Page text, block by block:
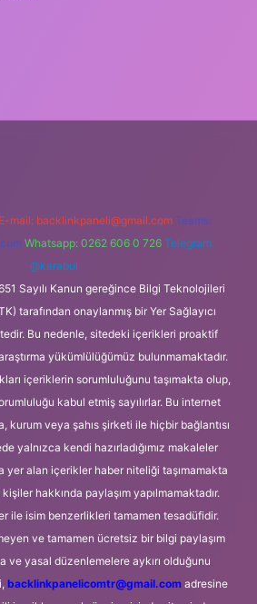
E-mail: backlinkpaneli@gmail.com Teams:
Whatsapp: 0262 606 0 726 Telegram:
@karabul
Sayılı Kanun gereğince Bilgi Teknolojileri
tarafından onaylanmış bir Yer Sağlayıcı
Bu nedenle, sitedeki içerikleri proaktif
yükümlülüğümüz bulunmamaktadır.
içeriklerin sorumluluğunu taşımakta olup,
kabul etmiş sayılırlar. Bu internet
kurum veya şahıs şirketi ile hiçbir bağlantısı
yalnızca kendi hazırladığımız makaleler
yer alan içerikler haber niteliği taşımamakta
hakkında paylaşım yapılmamaktadır.
ile isim benzerlikleri tamamen tesadüfidir.
ve tamamen ücretsiz bir bilgi paylaşım
ve yasal düzenlemelere aykırı olduğunu
backlinkpanelicomtr@gmail.comadresine